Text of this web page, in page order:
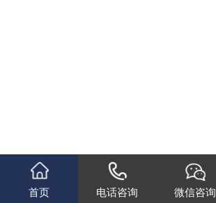
首页 电话咨询 微信咨询